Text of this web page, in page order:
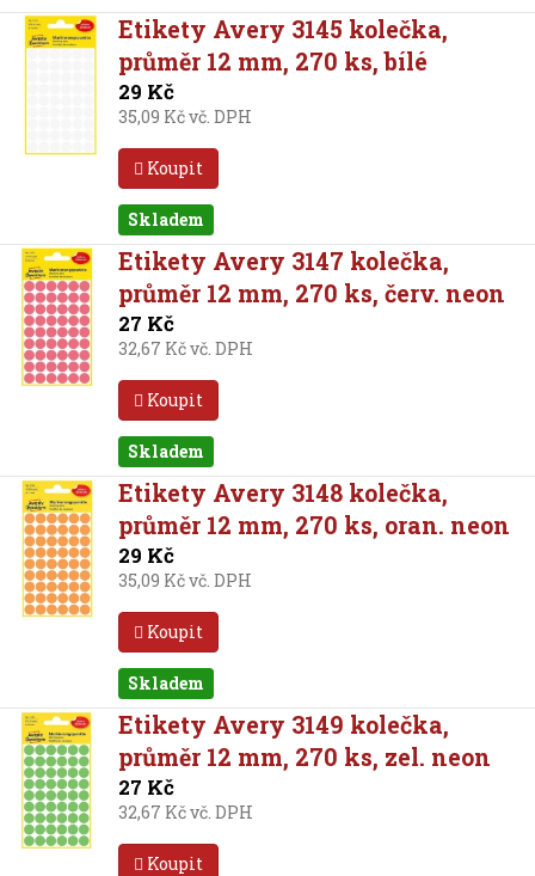
Etikety Avery 3145 kolečka,
průměr 12 mm, 270 ks, bílé
29 Kč
35,09 Kč vč. DPH
Koupit
Skladem
Etikety Avery 3147 kolečka,
průměr 12 mm, 270 ks, červ. neon
27 Kč
32,67 Kč vč. DPH
Koupit
Skladem
Etikety Avery 3148 kolečka,
průměr 12 mm, 270 ks, oran. neon
29 Kč
35,09 Kč vč. DPH
Koupit
Skladem
Etikety Avery 3149 kolečka,
průměr 12 mm, 270 ks, zel. neon
27 Kč
32,67 Kč vč. DPH
Koupit